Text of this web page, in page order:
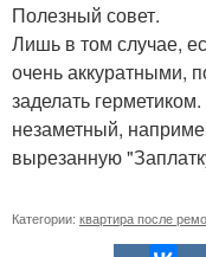
Полезный совет.
Лишь в том случае,
очень аккуратными,
заделать
незаметный,
вырезанную
Категории: квартира после